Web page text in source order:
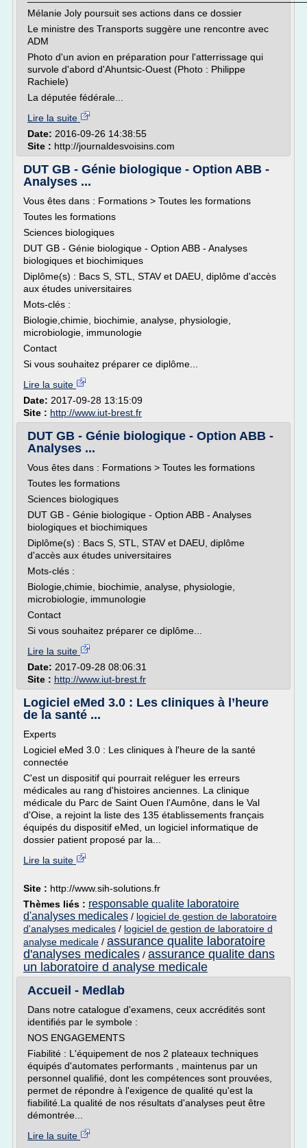
Mélanie Joly poursuit ses actions dans ce dossier
Le ministre des Transports suggère une rencontre avec
ADM
Photo d'un avion en préparation pour l'atterrissage qui
survole d'abord d'Ahuntsic-Ouest (Photo : Philippe
Rachiele)
La députée fédérale...
Lire la suite
Date: 2016-09-26 14:38:55
Site : http://journaldesvoisins.com
DUT GB - Génie biologique - Option ABB -
Analyses ...
Vous êtes dans : Formations > Toutes les formations
Toutes les formations
Sciences biologiques
DUT GB - Génie biologique - Option ABB - Analyses
biologiques et biochimiques
Diplôme(s) : Bacs S, STL, STAV et DAEU, diplôme d'accès
aux études universitaires
Mots-clés :
Biologie,chimie, biochimie, analyse, physiologie,
microbiologie, immunologie
Contact
Si vous souhaitez préparer ce diplôme...
Lire la suite
Date: 2017-09-28 13:15:09
Site : http://www.iut-brest.fr
DUT GB - Génie biologique - Option ABB -
Analyses ...
Vous êtes dans : Formations > Toutes les formations
Toutes les formations
Sciences biologiques
DUT GB - Génie biologique - Option ABB - Analyses
biologiques et biochimiques
Diplôme(s) : Bacs S, STL, STAV et DAEU, diplôme
d'accès aux études universitaires
Mots-clés :
Biologie,chimie, biochimie, analyse, physiologie,
microbiologie, immunologie
Contact
Si vous souhaitez préparer ce diplôme...
Lire la suite
Date: 2017-09-28 08:06:31
Site : http://www.iut-brest.fr
Logiciel eMed 3.0 : Les cliniques à l’heure
de la santé ...
Experts
Logiciel eMed 3.0 : Les cliniques à l'heure de la santé
connectée
C'est un dispositif qui pourrait reléguer les erreurs
médicales au rang d'histoires anciennes. La clinique
médicale du Parc de Saint Ouen l'Aumône, dans le Val
d'Oise, a rejoint la liste des 135 établissements français
équipés du dispositif eMed, un logiciel informatique de
dossier patient proposé par la...
Lire la suite
Site : http://www.sih-solutions.fr
Thèmes liés : responsable qualite laboratoire
d'analyses medicales / logiciel de gestion de laboratoire
d'analyses medicales / logiciel de gestion de laboratoire d
analyse medicale / assurance qualite laboratoire
d'analyses medicales / assurance qualite dans
un laboratoire d analyse medicale
Accueil - Medlab
Dans notre catalogue d'examens, ceux accrédités sont
identifiés par le symbole :
NOS ENGAGEMENTS
Fiabilité : L'équipement de nos 2 plateaux techniques
équipés d'automates performants , maintenus par un
personnel qualifié, dont les compétences sont prouvées,
permet de répondre à l'exigence de qualité qu'est la
fiabilité.La qualité de nos résultats d'analyses peut être
démontrée...
Lire la suite